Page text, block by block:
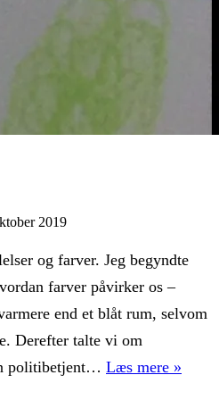
2019
og farver. Jeg begyndte
farver påvirker os –
end et blåt rum, selvom
Derefter talte vi om
politibetjent… Læs mere »